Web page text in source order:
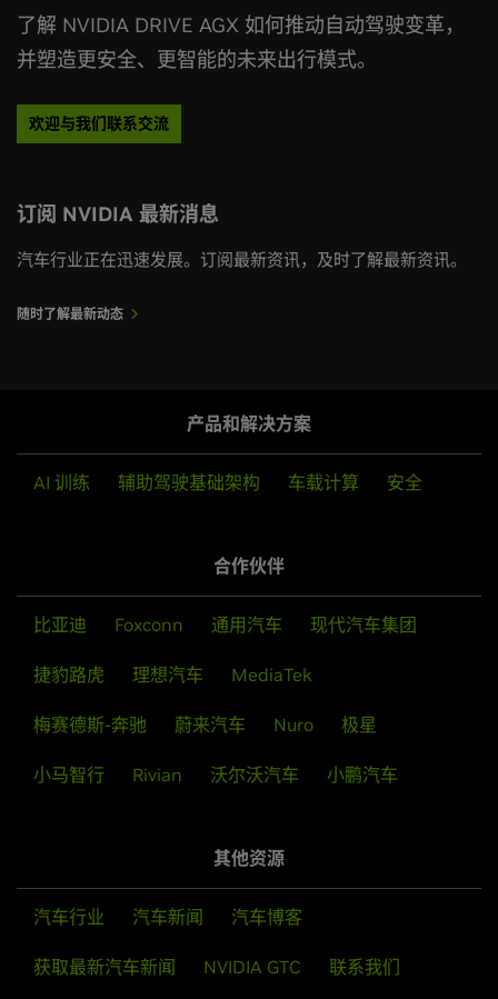
NVIDIA AlpaGym
硬件与软件，大规模开发、训练和验证自动驾驶系统。该
核心。
阅读技术博客
用于神经重建的智能体技能
将编码智能体转化为用于自动驾驶汽车开发的合成数据专
逼真的闭环智能汽车场景，由 NVIDIA Cosmos 进行后训
6月 10, 2026
无人驾驶出租车：安全必须从设计之初开始构
车辆缓缓停在路边，手机应用弹出提示：“您的行程已
已开通无人驾驶出租车服务城市的居民而言，这一幕
型验证阶段”迈入“商业化运营阶段”，不断壮大的生态
人驾驶出租车行业加速发展，安全性至关重要。 监管
机构、认证机构以及开发者正深入审视大规模安全部
署所需满足的
NVIDIA 研究中心在高级抓取、更智能辅助驾驶
具，连续抓取多个物体。 评估辅助驾驶系统是否安全
可靠，不仅在于它能否对场景做出分析推理，更在于
它能否在车辆实际搭载的硬件上足够快地作出响应。
实世界之前，让它尽可能多地经历各种不同环境的历
无人驾驶出租车
者，正基于 DRIVE Hyperion (NVIDIA 的无人驾驶出租车
NVIDIA 推出 Alpamayo Super，并扩展开放式
型，专为具备 L4 级无人驾驶出租车能力的自动驾驶汽车
了解 NVIDIA DRIVE AGX 如何推动自动驾驶变革，
并塑造更安全、更智能的未来出行模式。
欢迎与我们联系交流
订阅 NVIDIA 最新消息
汽车行业正在迅速发展。订阅最新资讯，及时了解最新资讯。
随时了解最新动态
产品和解决方案
AI 训练 辅助驾驶基础架构 车载计算 安全
合作伙伴
比亚迪 Foxconn 通用汽车 现代汽车集团
捷豹路虎 理想汽车 MediaTek
梅赛德斯-奔驰 蔚来汽车 Nuro 极星
小马智行 Rivian 沃尔沃汽车 小鹏汽车
其他资源
汽车行业 汽车新闻 汽车博客
获取最新汽车新闻 NVIDIA GTC 联系我们